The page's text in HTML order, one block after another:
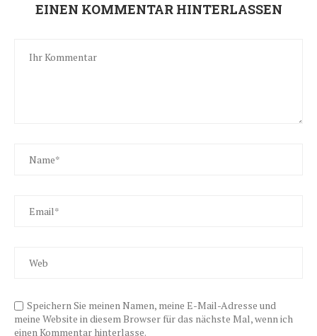
EINEN KOMMENTAR HINTERLASSEN
Speichern Sie meinen Namen, meine E-Mail-Adresse und
meine Website in diesem Browser für das nächste Mal, wenn ich
einen Kommentar hinterlasse.